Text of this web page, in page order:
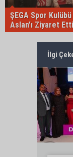
ŞEGA Spor
Aslan’ı Ziyaret Etti
İlgi